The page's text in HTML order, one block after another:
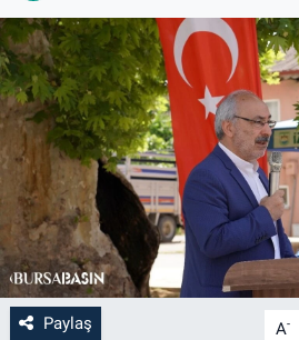
Paylaş A-
Bursaspor
Gündem
Sağlık
Eğitim
Ekonomi
Dünya
Son Dakika Haberleri
Haber Arşivi